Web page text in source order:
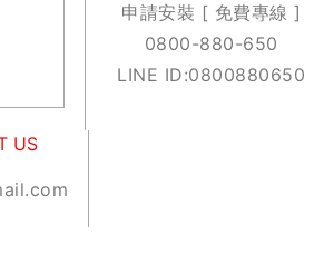
申請安裝 [ 免費專線 ]
0800-880-650
LINE ID:0800880650
US